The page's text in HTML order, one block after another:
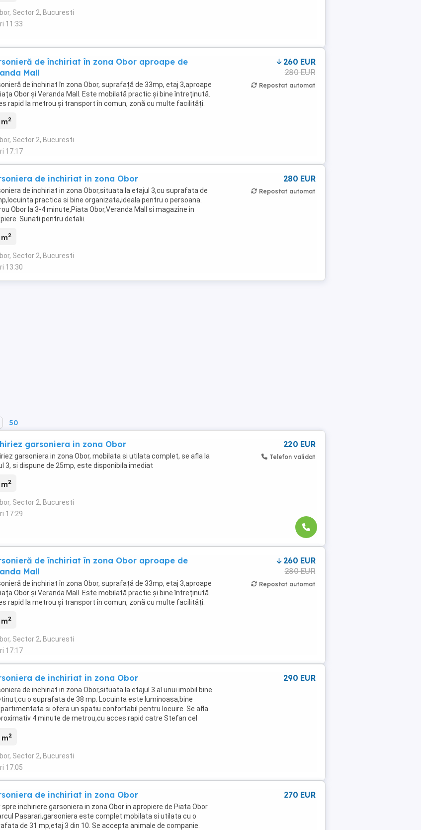
Sector 2, Bucuresti
11:33
de închiriat în zona Obor aproape de
Mall
de închiriat în zona Obor, suprafață de 33mp, etaj 3,aproape
Obor și Veranda Mall. Este mobilată practic și bine întreținută.
rapid la metrou și transport în comun, zonă cu multe facilități.
2
Sector 2, Bucuresti
17:17
260 EUR
280 EUR
Repostat automat
de inchiriat in zona Obor
de inchiriat in zona Obor,situata la etajul 3,cu suprafata de
practica si bine organizata,ideala pentru o persoana.
Obor la 3-4 minute,Piata Obor,Veranda Mall si magazine in
Sunati pentru detalii.
2
Sector 2, Bucuresti
13:30
280 EUR
Repostat automat
50
garsoniera in zona Obor
garsoniera in zona Obor, mobilata si utilata complet, se afla la
3, si dispune de 25mp, este disponibila imediat
2
Sector 2, Bucuresti
17:29
220 EUR
Telefon validat
de închiriat în zona Obor aproape de
Mall
de închiriat în zona Obor, suprafață de 33mp, etaj 3,aproape
Obor și Veranda Mall. Este mobilată practic și bine întreținută.
rapid la metrou și transport în comun, zonă cu multe facilități.
2
Sector 2, Bucuresti
17:17
260 EUR
280 EUR
Repostat automat
de inchiriat in zona Obor
de inchiriat in zona Obor,situata la etajul 3 al unui imobil bine
o suprafata de 38 mp. Locuinta este luminoasa,bine
si ofera un spatiu confortabil pentru locuire. Se afla
4 minute de metrou,cu acces rapid catre Stefan cel
m2
Sector 2, Bucuresti
17:05
290 EUR
de inchiriat in zona Obor
spre inchiriere garsoniera in zona Obor in apropiere de Piata Obor
Pasarari,garsoniera este complet mobilata si utilata cu o
de 31 mp,etaj 3 din 10. Se accepta animale de companie.
270 EUR